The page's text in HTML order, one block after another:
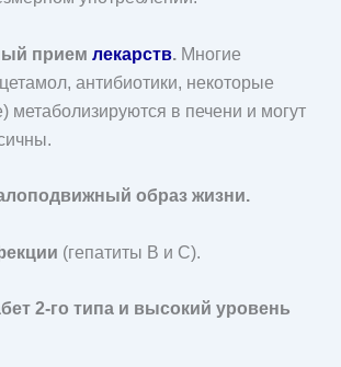
прием лекарств.Многие
антибиотики, некоторые
в печени и могут
образ жизни.
(гепатиты B и C).
2-го типа и высокий уровень